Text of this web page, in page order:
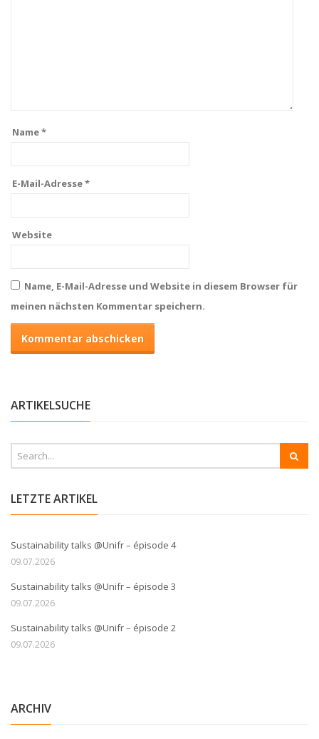
Name*
E-Mail-Adresse*
Website
Name, E-Mail-Adresse und Website in diesem Browser für
meinen nächsten Kommentar speichern.
ARTIKELSUCHE
LETZTE ARTIKEL
Sustainability talks @Unifr – épisode 4
09.07.2026
Sustainability talks @Unifr – épisode 3
09.07.2026
Sustainability talks @Unifr – épisode 2
09.07.2026
ARCHIV